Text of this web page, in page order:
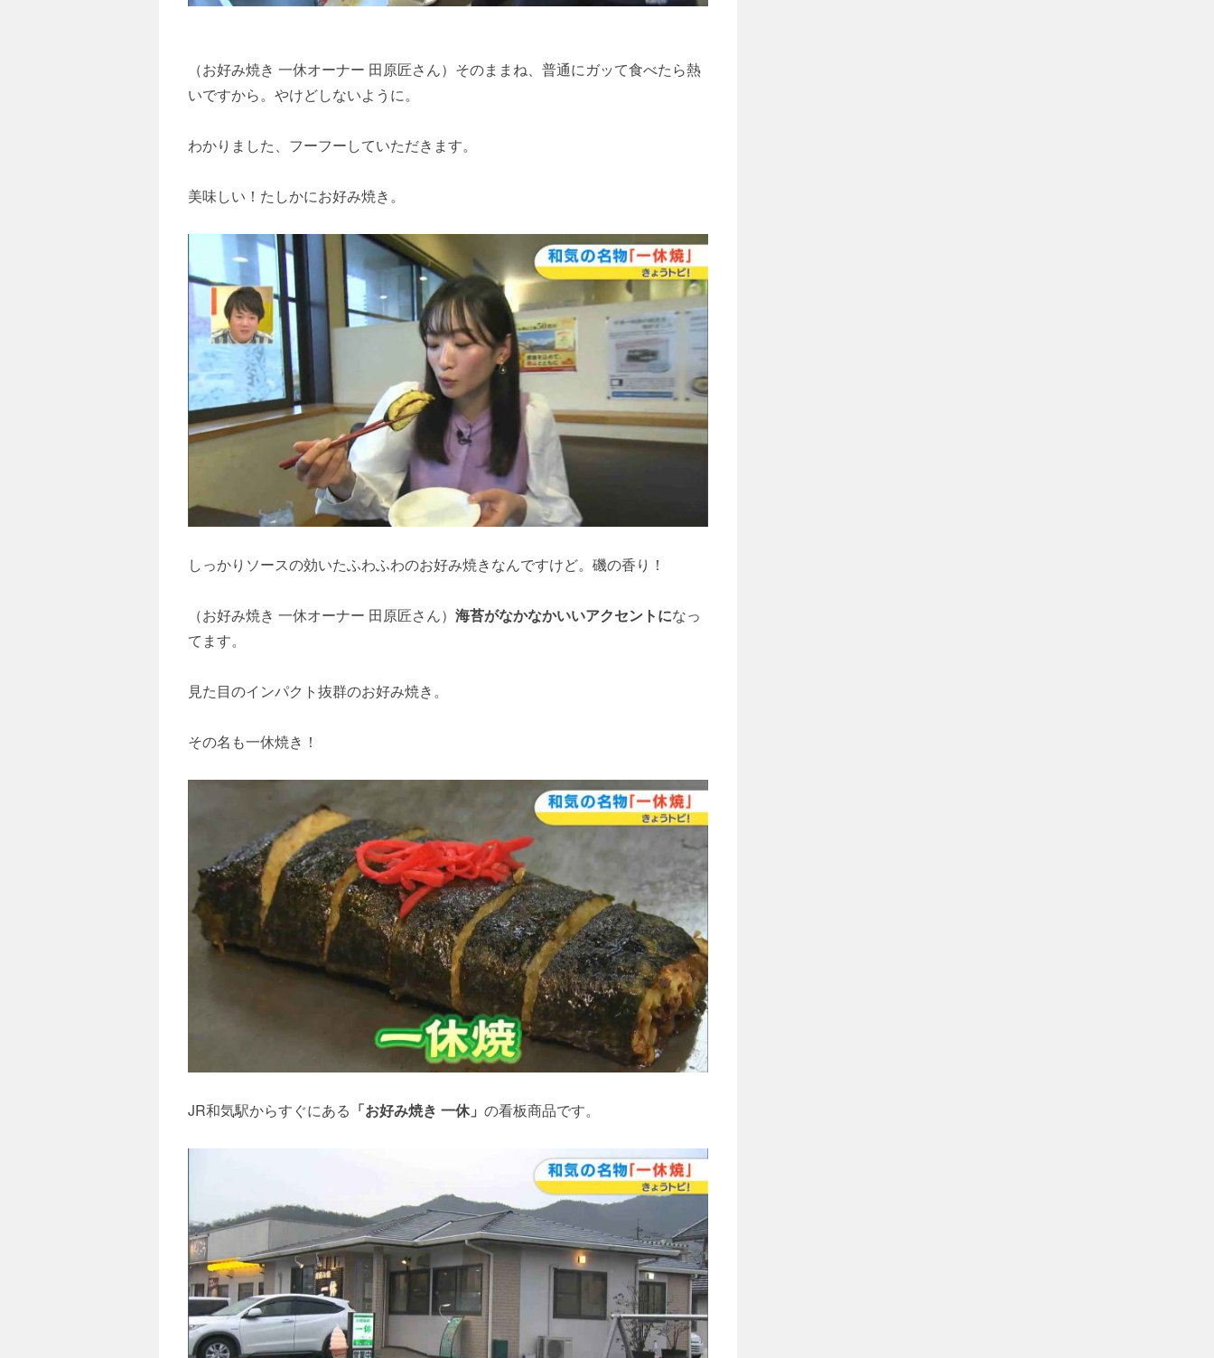
（お好み焼き 一休オーナー 田原匠さん）そのままね、普通にガッて食べたら熱
いですから。やけどしないように。
わかりました、フーフーしていただきます。
美味しい！たしかにお好み焼き。
しっかりソースの効いたふわふわのお好み焼きなんですけど。磯の香り！
（お好み焼き 一休オーナー 田原匠さん） 海苔がなかなかいいアクセントになっ
てます。
見た目のインパクト抜群のお好み焼き。
その名も一休焼き！
JR和気駅からすぐにある 「お好み焼き 一休」 の看板商品です。